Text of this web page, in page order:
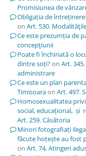
Promisiunea de
Obligația de
on Art. 530.
Ce este prezumția de
concepţiunii
Poate fi închiriată o
dintre soți?on Art.
administrare
Ce este un plan
Timisoaraon Art. 497.
Homosexualitatea
social, educațional, și
Art. 259. Căsătoria
Minori fotografiați
făcute hoțește au fost
on Art. 74. Atingeri